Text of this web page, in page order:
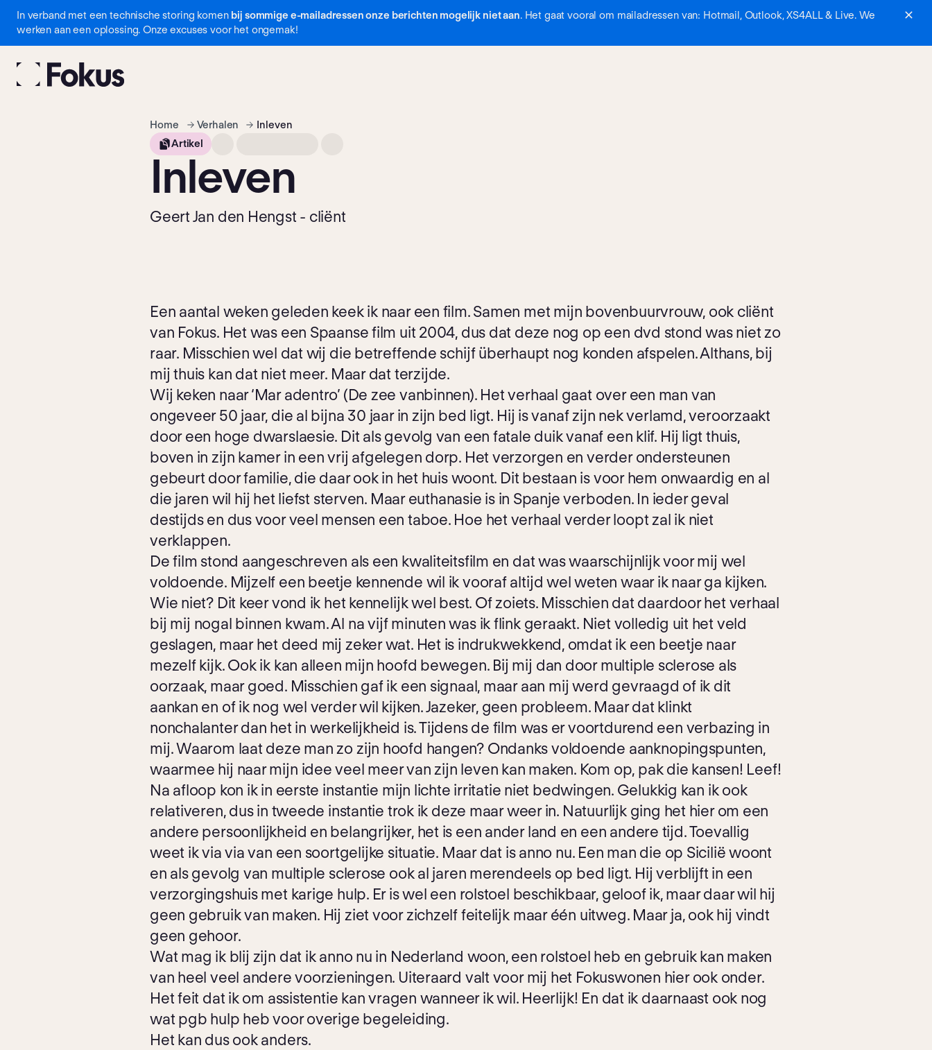
Navigatie
In verband met een technische storing komen bij sommige e-mailadressen onze berichten mogelijk niet aan. Het gaat vooral om mailadressen van: Hotmail, Outlook, XS4ALL & Live. We
werken aan een oplossing. Onze excuses voor het ongemak!
Home Verhalen
Inleven
Artikel
Inleven
Geert Jan den Hengst - cliënt
Een aantal weken geleden keek ik naar een film. Samen met mijn bovenbuurvrouw, ook cliënt
van Fokus. Het was een Spaanse film uit 2004, dus dat deze nog op een dvd stond was niet zo
raar. Misschien wel dat wij die betreffende schijf überhaupt nog konden afspelen. Althans, bij
mij thuis kan dat niet meer. Maar dat terzijde.
Wij keken naar ‘Mar adentro’ (De zee vanbinnen). Het verhaal gaat over een man van
ongeveer 50 jaar, die al bijna 30 jaar in zijn bed ligt. Hij is vanaf zijn nek verlamd, veroorzaakt
door een hoge dwarslaesie. Dit als gevolg van een fatale duik vanaf een klif. Hij ligt thuis,
boven in zijn kamer in een vrij afgelegen dorp. Het verzorgen en verder ondersteunen
gebeurt door familie, die daar ook in het huis woont. Dit bestaan is voor hem onwaardig en al
die jaren wil hij het liefst sterven. Maar euthanasie is in Spanje verboden. In ieder geval
destijds en dus voor veel mensen een taboe. Hoe het verhaal verder loopt zal ik niet
verklappen.
De film stond aangeschreven als een kwaliteitsfilm en dat was waarschijnlijk voor mij wel
voldoende. Mijzelf een beetje kennende wil ik vooraf altijd wel weten waar ik naar ga kijken.
Wie niet? Dit keer vond ik het kennelijk wel best. Of zoiets. Misschien dat daardoor het verhaal
bij mij nogal binnen kwam. Al na vijf minuten was ik flink geraakt. Niet volledig uit het veld
geslagen, maar het deed mij zeker wat. Het is indrukwekkend, omdat ik een beetje naar
mezelf kijk. Ook ik kan alleen mijn hoofd bewegen. Bij mij dan door multiple sclerose als
oorzaak, maar goed. Misschien gaf ik een signaal, maar aan mij werd gevraagd of ik dit
aankan en of ik nog wel verder wil kijken. Jazeker, geen probleem. Maar dat klinkt
nonchalanter dan het in werkelijkheid is. Tijdens de film was er voortdurend een verbazing in
mij. Waarom laat deze man zo zijn hoofd hangen? Ondanks voldoende aanknopingspunten,
waarmee hij naar mijn idee veel meer van zijn leven kan maken. Kom op, pak die kansen! Leef!
Na afloop kon ik in eerste instantie mijn lichte irritatie niet bedwingen. Gelukkig kan ik ook
relativeren, dus in tweede instantie trok ik deze maar weer in. Natuurlijk ging het hier om een
andere persoonlijkheid en belangrijker, het is een ander land en een andere tijd. Toevallig
weet ik via via van een soortgelijke situatie. Maar dat is anno nu. Een man die op Sicilië woont
en als gevolg van multiple sclerose ook al jaren merendeels op bed ligt. Hij verblijft in een
verzorgingshuis met karige hulp. Er is wel een rolstoel beschikbaar, geloof ik, maar daar wil hij
geen gebruik van maken. Hij ziet voor zichzelf feitelijk maar één uitweg. Maar ja, ook hij vindt
geen gehoor.
Wat mag ik blij zijn dat ik anno nu in Nederland woon, een rolstoel heb en gebruik kan maken
van heel veel andere voorzieningen. Uiteraard valt voor mij het Fokuswonen hier ook onder.
Het feit dat ik om assistentie kan vragen wanneer ik wil. Heerlijk! En dat ik daarnaast ook nog
wat pgb hulp heb voor overige begeleiding.
Het kan dus ook anders.